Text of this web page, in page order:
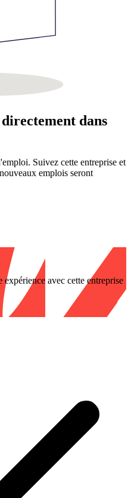
dans
Suivez cette entreprise et
emplois seront
avec cette entreprise